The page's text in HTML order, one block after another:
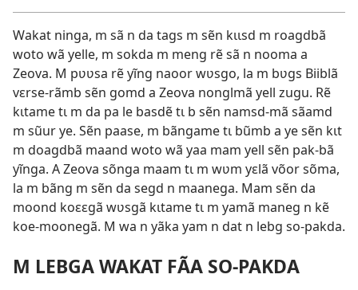
Wakat ninga, m sã n da tags m sẽn kɩɩsd m roagdbã
woto wã yelle, m sokda m meng rẽ sã n nooma a
Zeova. M pʋʋsa rẽ yĩng naoor wʋsgo, la m bʋgs Biiblã
vɛrse-rãmb sẽn gomd a Zeova nonglmã yell zugu. Rẽ
kɩtame tɩ m da pa le basdẽ tɩ b sẽn namsd-mã sãamd
m sũur ye. Sẽn paase, m bãngame tɩ bũmb a ye sẽn kɩt
m doagdbã maand woto wã yaa mam yell sẽn pak-bã
yĩnga. A Zeova sõnga maam tɩ m wʋm yɛlã võor sõma,
la m bãng m sẽn da segd n maanega. Mam sẽn da
moond koɛɛgã wʋsgã kɩtame tɩ m yamã maneg n kẽ
koe-moonegã. M wa n yãka yam n dat n lebg so-pakda.
M LEBGA WAKAT FÃA SO-PAKDA